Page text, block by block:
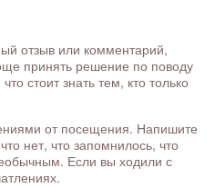
отзыв или комментарий,
принять решение по поводу
стоит знать тем, кто только
от посещения. Напишите
нет, что запомнилось, что
Если вы ходили с